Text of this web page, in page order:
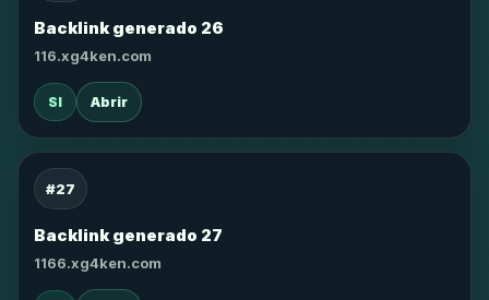
Backlink generado 26
116.xg4ken.com
SI Abrir
#27
Backlink generado 27
1166.xg4ken.com